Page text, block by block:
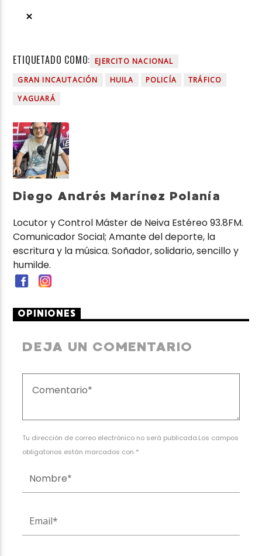
ETIQUETADO COMO: EJERCITO NACIONAL
GRAN INCAUTACIÓN
HUILA POLICÍA
TRÁFICO
YAGUARÁ
Diego Andrés Marínez Polanía
Locutor y Control Máster de Neiva Estéreo 93.8FM.
Comunicador Social; Amante del deporte, la
escritura y la música. Soñador, solidario, sencillo y
humilde.
OPINIONES
DEJA UN COMENTARIO
Tu dirección de correo electrónico no será publicada.Los campos
obligatorios están marcados con *